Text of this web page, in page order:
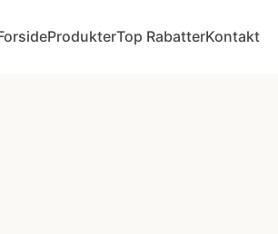
ProdukterTop RabatterKontakt